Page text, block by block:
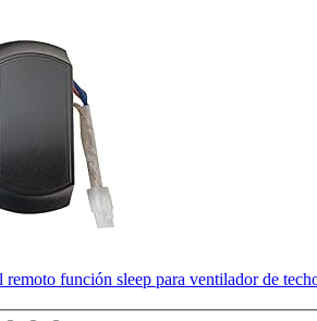
función sleep para ventilador de